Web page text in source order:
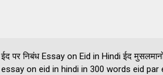
ईद पर निबंध Essay on Eid in Hindi ईद
essay on eid in hindi in 300 words eid par